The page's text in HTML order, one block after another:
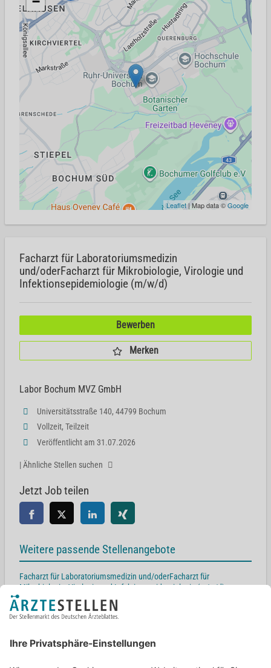
Leaflet| Map data ©Google
Facharzt für Laboratoriumsmedizin
und/oderFacharzt für Mikrobiologie, Virologie und
Infektionsepidemiologie (m/w/d)
Bewerben
Merken
Labor Bochum MVZ GmbH
Universitätsstraße 140, 44799 Bochum
Vollzeit, Teilzeit
Veröffentlicht am 31.07.2026
| Ähnliche Stellen suchen
Jetzt Job teilen
Weitere passende Stellenangebote
Facharzt für Laboratoriumsmedizin und/oderFacharzt für
Mikrobiologie, Virologie und Infektionsepidemiologie (m/w/d)
Großer Kolonnenweg 18C, 30163 Hannover
Oberarzt / Facharzt (w/d/m) Mikrobiologie, Virologie &
Carl-Neuberg.Str. 1, 30625 Hannover